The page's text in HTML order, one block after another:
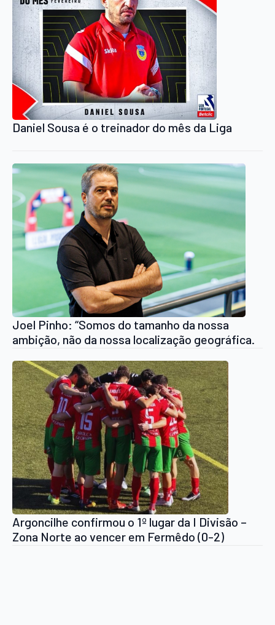
Daniel Sousa é o treinador do mês da Liga
Joel Pinho: “Somos do tamanho da nossa
ambição, não da nossa localização geográfica.
derrubadas”
Argoncilhe confirmou o 1º lugar da I Divisão –
Zona Norte ao vencer em Fermêdo (0-2)